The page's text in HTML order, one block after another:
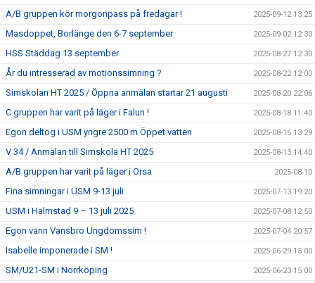
A/B gruppen kör morgonpass på fredagar ! 2025-09-12 13:25
Masdoppet, Borlänge den 6-7 september 2025-09-02 12:30
HSS Städdag 13 september 2025-08-27 12:30
År du intresserad av motionssimning ? 2025-08-22 12:00
Simskolan HT 2025 / Öppna anmälan startar 21 augusti 2025-08-20 22:06
C gruppen har varit på läger i Falun ! 2025-08-18 11:40
Egon deltog i USM yngre 2500 m Öppet vatten 2025-08-16 13:29
V 34 / Anmälan till Simskola HT 2025 2025-08-13 14:40
A/B gruppen har varit på läger i Orsa 2025-08-10
Fina simningar i USM 9-13 juli 2025-07-13 19:20
USM i Halmstad 9 – 13 juli 2025 2025-07-08 12:50
Egon vann Vansbro Ungdomssim ! 2025-07-04 20:57
Isabelle imponerade i SM ! 2025-06-29 15:00
SM/U21-SM i Norrköping 2025-06-23 15:00